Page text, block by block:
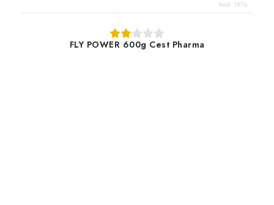
Kód: 1676
FLY POWER 600g Cest Pharma